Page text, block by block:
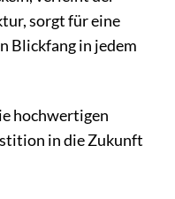
sorgt für eine
Blickfang in jedem
hochwertigen
in die Zukunft